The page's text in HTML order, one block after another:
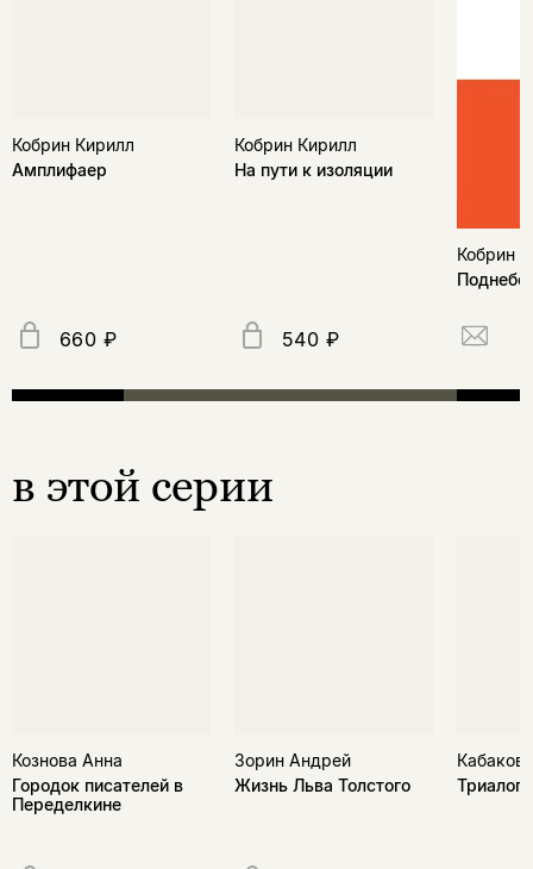
Кобрин Кирилл
Амплифаер
660 ₽
Кобрин Кирилл
На пути к изоляции
540 ₽
Кобрин
в этой серии
Кознова Анна
Городок писателей в
Переделкине
Зорин Андрей
Жизнь Льва Толстого
Кабаков
Триалоги